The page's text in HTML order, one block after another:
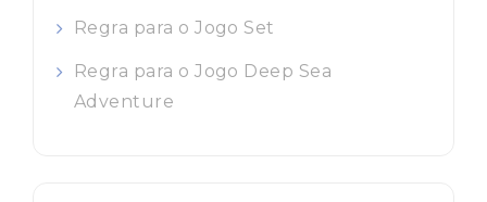
Regra para o Jogo Set
Regra para o Jogo Deep Sea
Adventure